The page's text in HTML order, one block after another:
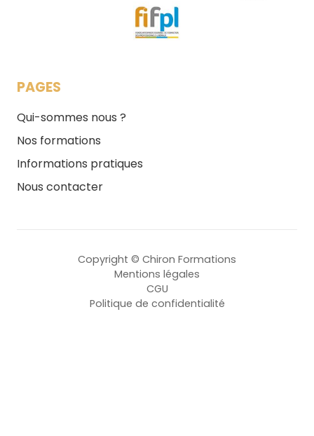
PAGES
Qui-sommes nous ?
Nos formations
Informations pratiques
Nous contacter
Copyright © Chiron Formations
Mentions légales
CGU
Politique de confidentialité